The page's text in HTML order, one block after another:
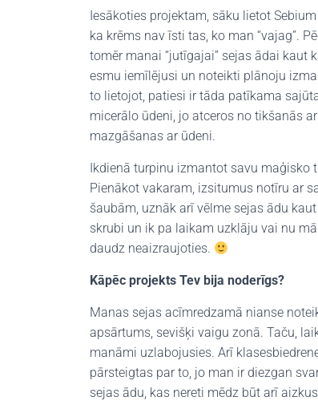
Iesākoties projektam, sāku lietot
ka krēms nav īsti tas, ko man “vajag”.
tomēr manai “jutīgajai” sejas ādai kaut
esmu iemīlējusi un noteikti plānoju
to lietojot, patiesi ir tāda patīkama
micerālo ūdeni, jo atceros no tikšanās
mazgāšanas ar ūdeni.
Ikdienā turpinu izmantot savu maģisko
Pienākot vakaram, izsitumus notīru ar
šaubām, uznāk arī vēlme sejas ādu
skrubi un ik pa laikam uzklāju vai nu
daudz neaizraujoties.
Kāpēc projekts Tev bija noderīgs?
Manas sejas acīmredzamā nianse
apsārtums, sevišķi vaigu zonā. Taču,
manāmi uzlabojusies. Arī
pārsteigtas par to, jo man ir diezgan
sejas ādu, kas nereti mēdz būt arī